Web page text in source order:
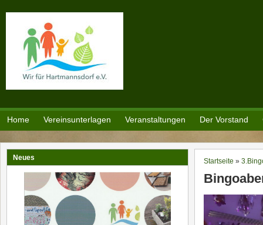
Home Vereinsunterlagen Veranstaltungen Der Vorstand
Sie sind
Startseite »
Neues